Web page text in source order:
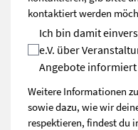
kontaktiert werden
Ich bin damit
e.V. über
Angebote informiert
Weitere Informationen
sowie dazu, wie wir
respektieren, findest du